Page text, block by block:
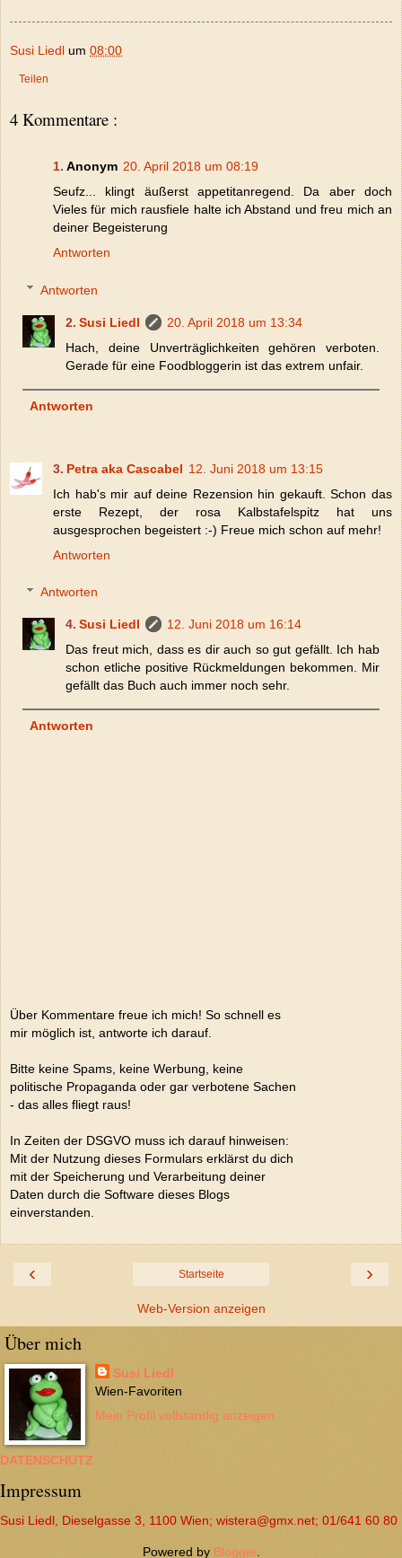
Susi Liedl um 08:00
Teilen
4 Kommentare :
Anonym 20. April 2018 um 08:19
Seufz... klingt äußerst appetitanregend. Da aber doch
Vieles für mich rausfiele halte ich Abstand und freu mich an
deiner Begeisterung
Antworten
Antworten
Susi Liedl
20. April 2018 um 13:34
Hach, deine Unverträglichkeiten gehören verboten.
Gerade für eine Foodbloggerin ist das extrem unfair.
Antworten
Petra aka Cascabel 12. Juni 2018 um 13:15
Ich hab's mir auf deine Rezension hin gekauft. Schon das
erste Rezept, der rosa Kalbstafelspitz hat uns
ausgesprochen begeistert :-) Freue mich schon auf mehr!
Antworten
Antworten
Susi Liedl
12. Juni 2018 um 16:14
Das freut mich, dass es dir auch so gut gefällt. Ich hab
schon etliche positive Rückmeldungen bekommen. Mir
gefällt das Buch auch immer noch sehr.
Antworten
Über Kommentare freue ich mich! So schnell es
mir möglich ist, antworte ich darauf.
Bitte keine Spams, keine Werbung, keine
politische Propaganda oder gar verbotene Sachen
- das alles fliegt raus!
In Zeiten der DSGVO muss ich darauf hinweisen:
Mit der Nutzung dieses Formulars erklärst du dich
mit der Speicherung und Verarbeitung deiner
Daten durch die Software dieses Blogs
einverstanden.
‹ ›
Startseite
Web-Version anzeigen
Über mich
Susi Liedl
Wien-Favoriten
Mein Profil vollständig anzeigen
DATENSCHUTZ
Impressum
Susi Liedl, Dieselgasse 3, 1100 Wien; wistera@gmx.net; 01/641 60 80
Powered by Blogger.